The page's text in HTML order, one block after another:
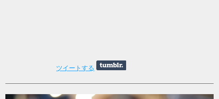
ツイートする